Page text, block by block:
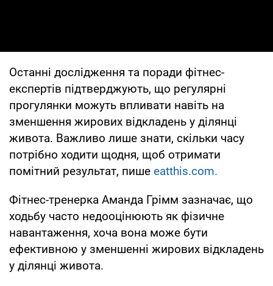
Останні дослідження та поради фітнес-
експертів підтверджують, що регулярні
прогулянки можуть впливати навіть на
зменшення жирових відкладень у ділянці
живота. Важливо лише знати, скільки часу
потрібно ходити щодня, щоб отримати
помітний результат, пише eatthis.com.
Фітнес-тренерка Аманда Грімм зазначає, що
ходьбу часто недооцінюють як фізичне
навантаження, хоча вона може бути
ефективною у зменшенні жирових відкладень
у ділянці живота.